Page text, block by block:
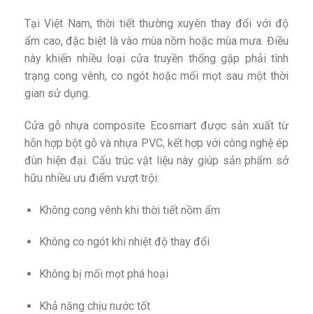
Tại Việt Nam, thời tiết thường xuyên thay đổi với độ
ẩm cao, đặc biệt là vào mùa nồm hoặc mùa mưa. Điều
này khiến nhiều loại cửa truyền thống gặp phải tình
trạng cong vênh, co ngót hoặc mối mọt sau một thời
gian sử dụng.
Cửa gỗ nhựa composite Ecosmart được sản xuất từ
hỗn hợp bột gỗ và nhựa PVC, kết hợp với công nghệ ép
đùn hiện đại. Cấu trúc vật liệu này giúp sản phẩm sở
hữu nhiều ưu điểm vượt trội:
Không cong vênh khi thời tiết nồm ẩm
Không co ngót khi nhiệt độ thay đổi
Không bị mối mọt phá hoại
Khả năng chịu nước tốt